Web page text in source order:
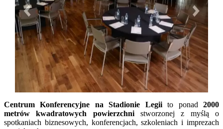
Centrum Konferencyjne na Stadionie Legiito ponad 2000
metrów kwadratowych powierzchnistworzonej z myślą o
spotkaniach biznesowych, konferencjach, szkoleniach i imprezach